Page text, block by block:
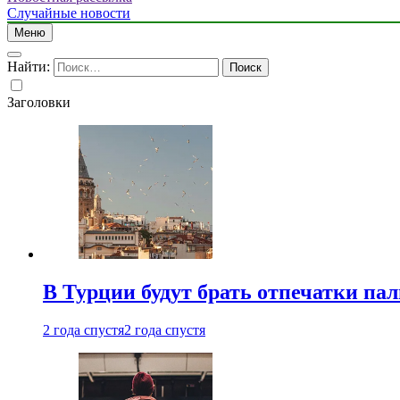
Случайные новости
Меню
Найти:
Заголовки
В Турции будут брать отпечатки
2 года спустя2 года спустя